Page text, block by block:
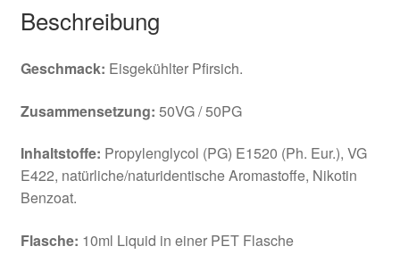
Beschreibung
Geschmack: Eisgekühlter Pfirsich.
Zusammensetzung: 50VG / 50PG
Inhaltstoffe: Propylenglycol (PG) E1520 (Ph. Eur.), VG
E422, natürliche/naturidentische Aromastoffe, Nikotin
Benzoat.
Flasche: 10ml Liquid in einer PET Flasche